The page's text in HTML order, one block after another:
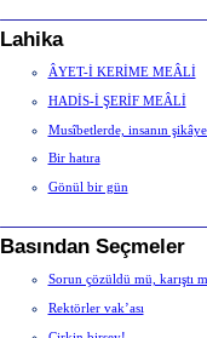
Lahika
ÂYET-İ KERİME MEÂLİ
HADİS-İ ŞERİF MEÂLİ
Musîbetlerde, insanın
Bir hatıra
Gönül bir gün
Basından Seçmeler
Sorun çözüldü mü, karıştı
Rektörler vak’ası